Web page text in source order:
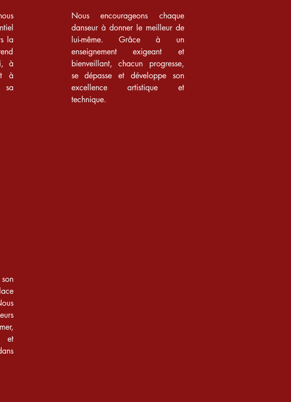
la
à
à
Nous encourageons chaque
danseur à donner le meilleur de
lui-même. Grâce à un
enseignement exigeant et
bienveillant, chacun progresse,
se dépasse et développe son
excellence artistique et
technique.
et